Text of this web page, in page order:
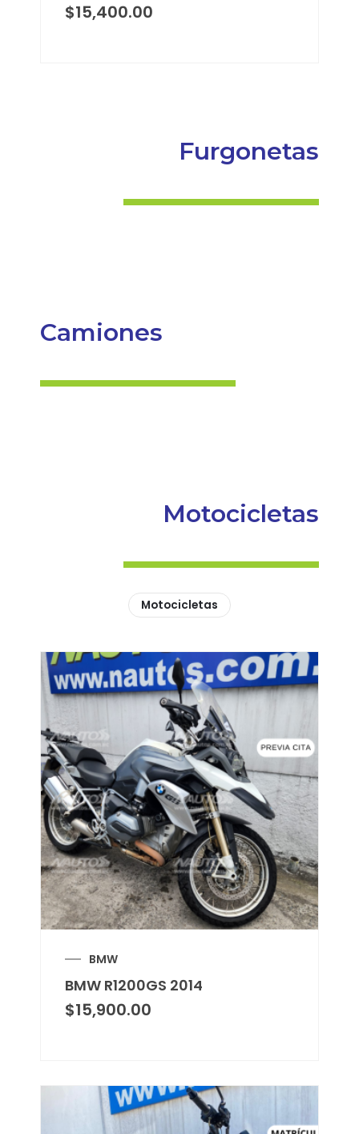
$15,400.00
Furgonetas
Camiones
Motocicletas
Motocicletas
BMW
BMW R1200GS 2014
$15,900.00